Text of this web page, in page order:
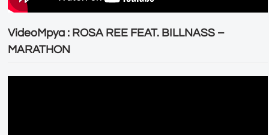
VideoMpya : ROSA REE FEAT. BILLNASS –
MARATHON